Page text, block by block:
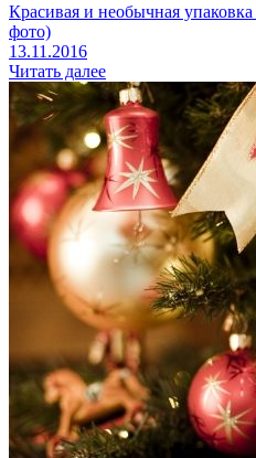
Красивая и необычная
фото)
13.11.2016
Читать далее